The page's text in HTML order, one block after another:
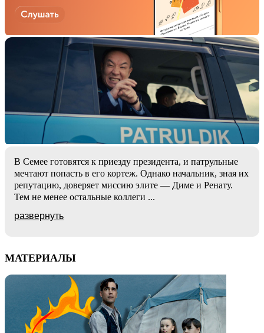
В Семее готовятся к приезду президента, и патрульные
мечтают попасть в его кортеж. Однако начальник, зная их
репутацию, доверяет миссию элите — Диме и Ренату.
Тем не менее остальные коллеги ...
развернуть
МАТЕРИАЛЫ